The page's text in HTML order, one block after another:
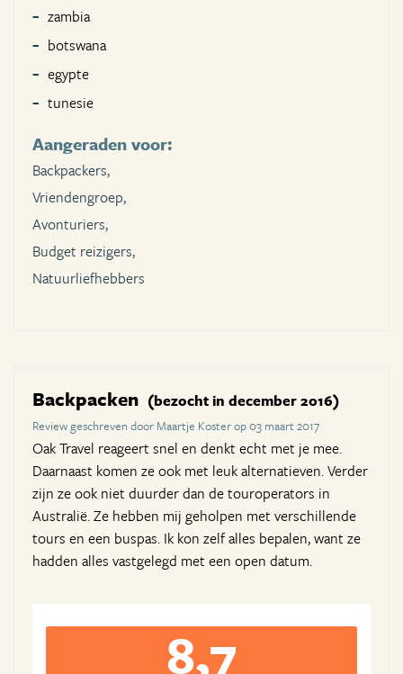
zambia
botswana
egypte
tunesie
Aangeraden voor:
Backpackers,
Vriendengroep,
Avonturiers,
Budget reizigers,
Natuurliefhebbers
Backpacken (bezocht in december 2016)
Review geschreven door Maartje Koster op 03 maart 2017
Oak Travel reageert snel en denkt echt met je mee.
Daarnaast komen ze ook met leuk alternatieven. Verder
zijn ze ook niet duurder dan de touroperators in
Australië. Ze hebben mij geholpen met verschillende
tours en een buspas. Ik kon zelf alles bepalen, want ze
hadden alles vastgelegd met een open datum.
8,7